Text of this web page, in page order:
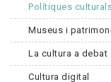
Polítiques
Museus i
La cultura a debat
Cultura digital